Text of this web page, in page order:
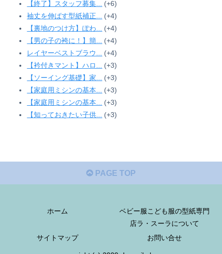
【終了】スタッフ募集...
+6
袖丈を伸ばす型紙補正...
+4
【裏地のつけ方】ぽわ...
+4
【男の子の袴に！】簡...
+4
レイヤーベストブラウ...
+4
【衿付きマント】ハロ...
+3
【ソーイング基礎】家...
+3
【家庭用ミシンの基本...
+3
【家庭用ミシンの基本...
+3
【知っておきたい子供...
+3
PAGE TOP
ホーム
ベビー服こども服の型紙専門
店ラ・スーラについて
サイトマップ
お問い合せ